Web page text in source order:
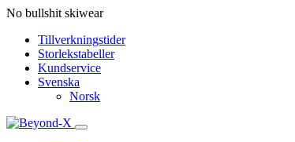
No bullshit skiwear
Tillverkningstider
Storlekstabeller
Kundservice
Svenska
Norsk